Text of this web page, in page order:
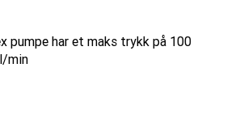
pumpe har et maks trykk på 100
min